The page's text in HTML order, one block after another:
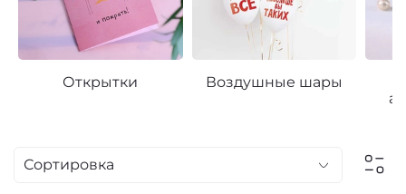
Открытки
Воздушные шары